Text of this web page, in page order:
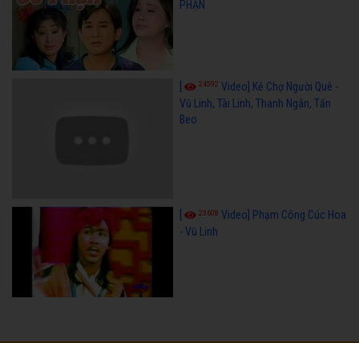
PHẬN
24592 Video] Kẻ Chợ Người Quê -
Vũ Linh, Tài Linh, Thanh Ngân, Tấn
Beo
23608 Video] Phạm Công Cúc Hoa
- Vũ Linh